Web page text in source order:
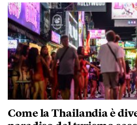
Come la Thailandia è